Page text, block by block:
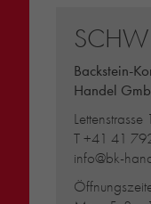
Backstein-
Handel
T+41 41
info@bk-